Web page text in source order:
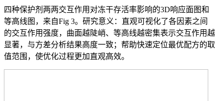
四种保护剂两两交互作用对冻干存活率影响的3D响应面图和
等高线图，来自Fig 3。研究意义：直观可视化了各因素之间
的交互作用强度，曲面越陡峭、等高线越密集表示交互作用越
显著，与方差分析结果高度一致；帮助快速定位最优配方的取
值范围，使优化过程更加直观高效。